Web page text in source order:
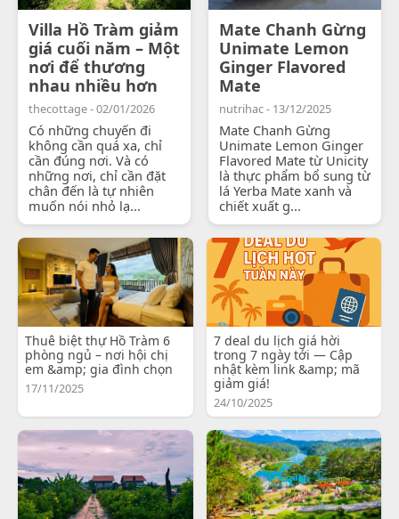
Villa Hồ Tràm giảm
giá cuối năm – Một
nơi để thương
nhau nhiều hơn
thecottage - 02/01/2026
Có những chuyến đi
không cần quá xa, chỉ
cần đúng nơi. Và có
những nơi, chỉ cần đặt
chân đến là tự nhiên
muốn nói nhỏ lạ...
Mate Chanh Gừng
Unimate Lemon
Ginger Flavored
Mate
nutrihac - 13/12/2025
Mate Chanh Gừng
Unimate Lemon Ginger
Flavored Mate từ Unicity
là thực phẩm bổ sung từ
lá Yerba Mate xanh và
chiết xuất g...
Thuê biệt thự Hồ Tràm 6
phòng ngủ – nơi hội chị
em &amp; gia đình chọn
17/11/2025
7 deal du lịch giá hời
trong 7 ngày tới — Cập
nhật kèm link &amp; mã
giảm giá!
24/10/2025